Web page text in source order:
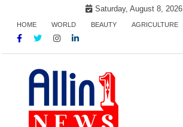
content
Saturday, August 8, 2026
HOME WORLD BEAUTY AGRICULTURE